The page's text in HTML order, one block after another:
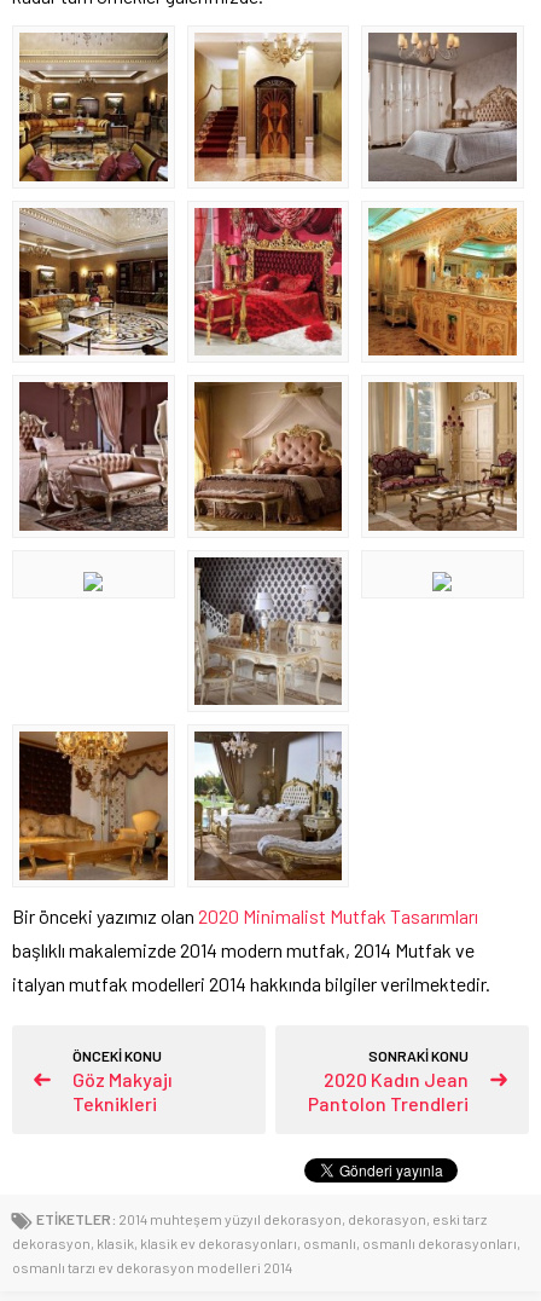
Bir önceki yazımız olan 2020 Minimalist Mutfak Tasarımları
başlıklı makalemizde 2014 modern mutfak, 2014 Mutfak ve
italyan mutfak modelleri 2014 hakkında bilgiler verilmektedir.
ÖNCEKİ KONU
Göz Makyajı
Teknikleri
SONRAKİ KONU
2020 Kadın Jean
Pantolon Trendleri
ETİKETLER: 2014 muhteşem yüzyıl dekorasyon dekorasyon eski tarz
dekorasyon klasik klasik ev dekorasyonları osmanlı osmanlı dekorasyonları
osmanlı tarzı ev dekorasyon modelleri 2014